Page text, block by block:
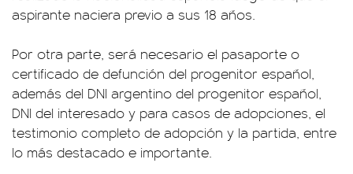
aspirante naciera previo a sus 18 años.
Por otra parte, será necesario el pasaporte o
certificado de defunción del progenitor español,
además del DNI argentino del progenitor español,
DNI del interesado y para casos de adopciones, el
testimonio completo de adopción y la partida, entre
lo más destacado e importante.